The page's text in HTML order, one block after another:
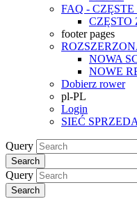
FAQ -
CZĘSTO
footer pages
NOWA
NOWE
Dobierz rower
pl-PL
Login
SIEĆ
Query
Search
Query
Search